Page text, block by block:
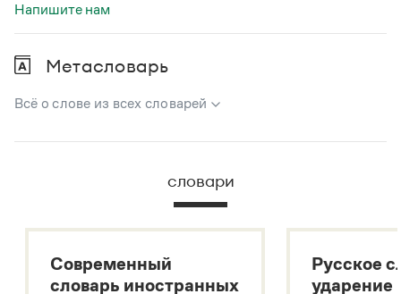
Напишите нам
Метасловарь
Всё о слове из всех словарей
В метасловаре Грамоты в удобном виде собрана вся
Русский орфографический словарь
Большой толковый словарь русских глаголов
словари
Современный
словарь иностранных
Русское
ударение